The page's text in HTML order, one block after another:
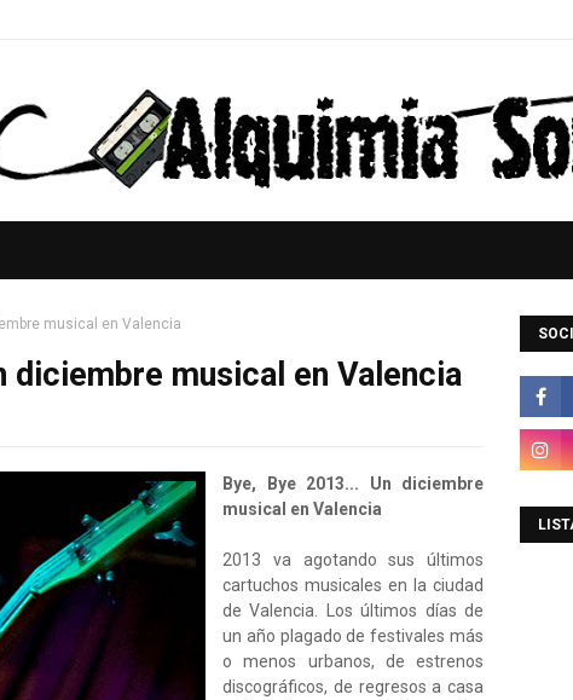
musical en Valencia
diciembre musical en Valencia
Bye, Bye 2013... Un diciembre
musical en Valencia
2013 va agotando sus últimos
cartuchos musicales en la ciudad
de Valencia. Los últimos días de
un año plagado de festivales más
o menos urbanos, de estrenos
discográficos, de regresos a casa